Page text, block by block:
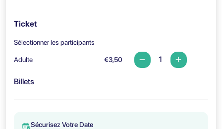
Ticket
Sélectionner les participants
Adulte €3,50
Billets
Sécurisez Votre Date